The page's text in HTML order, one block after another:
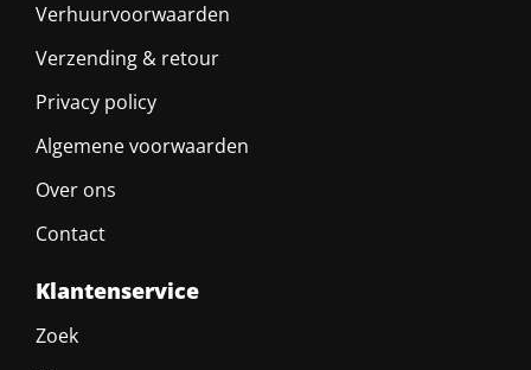
Verhuurvoorwaarden
Verzending & retour
Privacy policy
Algemene voorwaarden
Over ons
Contact
Klantenservice
Zoek